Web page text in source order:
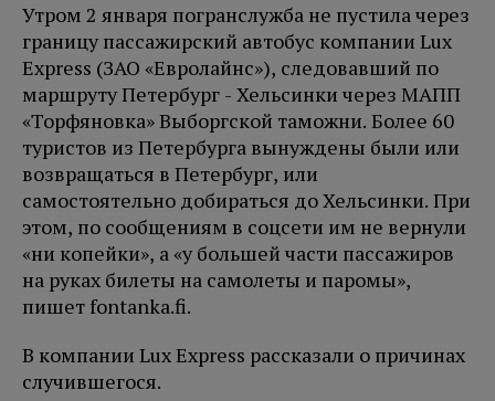
Утром 2 января погранслужба не пустила через
границу пассажирский автобус компании Lux
Express (ЗАО «Евролайнс»), следовавший по
маршруту Петербург - Хельсинки через МАПП
«Торфяновка» Выборгской таможни. Более 60
туристов из Петербурга вынуждены были или
возвращаться в Петербург, или
самостоятельно добираться до Хельсинки. При
этом, по сообщениям в соцсети им не вернули
«ни копейки», а «у большей части пассажиров
на руках билеты на самолеты и паромы»,
пишет fontanka.fi.
В компании Lux Express рассказали о причинах
случившегося.